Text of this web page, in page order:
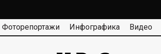
Фоторепортажи Инфографика Видео